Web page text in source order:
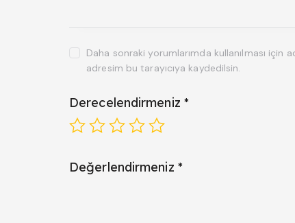
Daha sonraki yorumlarımda kullanılması için
adresim bu tarayıcıya kaydedilsin.
Derecelendirmeniz *
Değerlendirmeniz *